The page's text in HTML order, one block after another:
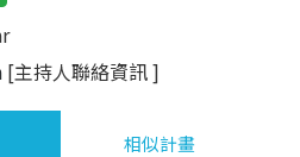
[主持人聯絡資訊]
相似計畫